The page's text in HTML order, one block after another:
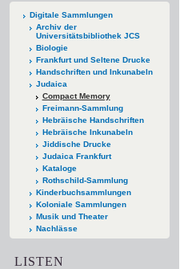
Digitale Sammlungen
Archiv der
Universitätsbibliothek JCS
Biologie
Frankfurt und Seltene Drucke
Handschriften und Inkunabeln
Judaica
Compact Memory
Freimann-Sammlung
Hebräische Handschriften
Hebräische Inkunabeln
Jiddische Drucke
Judaica Frankfurt
Kataloge
Rothschild-Sammlung
Kinderbuchsammlungen
Koloniale Sammlungen
Musik und Theater
Nachlässe
LISTEN